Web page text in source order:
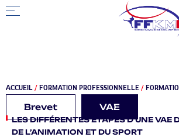
ACCUEIL / FORMATION PROFESSIONNELLE /
Brevet VAE
LES DIFFÉRENTES ÉTAPES D’UNE VAE
DE L’ANIMATION ET DU SPORT